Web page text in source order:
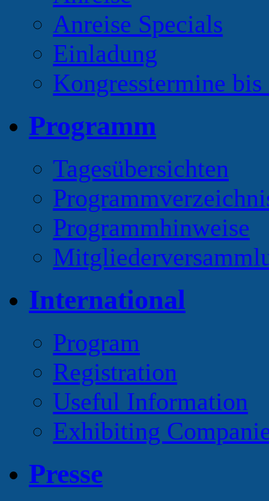
Anreise Specials
Einladung
Kongresstermine bis
Programm
Tagesübersichten
Programmhinweise
International
Program
Registration
Useful Information
Exhibiting
Presse